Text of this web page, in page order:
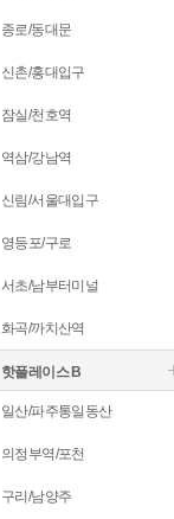
종로/동대문
신촌/홍대입구
잠실/천호역
역삼/강남역
신림/서울대입구
영등포/구로
서초/남부터미널
화곡/까치산역
핫플레이스 B
일산/파주통일동산
의정부역/포천
구리/남양주